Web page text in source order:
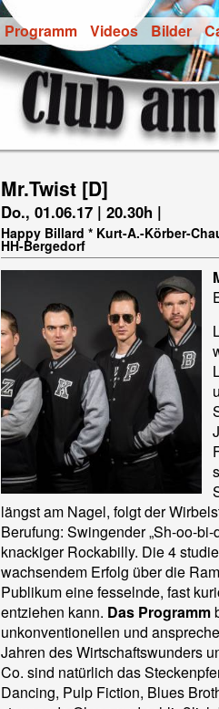
Programm Videos Bilder
Mr.Twist [D]
Do., 01.06.17 | 20.30h |
Happy Billard * Kurt-A.-Körber-
HH-Bergedorf
längst am Nagel, folgt der
Berufung: Swingender „Sh-oo-
knackiger Rockabilly. Die 4
wachsendem Erfolg über die
Publikum eine fesselnde, fast
entziehen kann. Das Programm
unkonventionellen und
Jahren des Wirtschaftswunders
Co. sind natürlich das
Dancing, Pulp Fiction, Blues